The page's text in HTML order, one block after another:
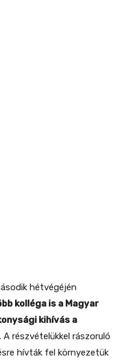
hétvégéjén
kolléga is a Magyar
kihívás a
. A részvételükkel rászoruló
hívták fel környezetük